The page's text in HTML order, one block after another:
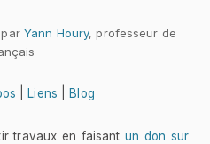
Yann Houry, professeur de
Liens Blog
travaux en faisant un don sur